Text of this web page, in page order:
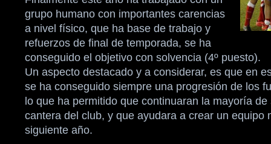
grupo humano con importantes carencias
a nivel físico, que ha base de trabajo y
refuerzos de final de temporada, se ha
conseguido el objetivo con solvencia (4º puesto).
Un aspecto destacado y a considerar, es que en
se ha conseguido siempre una progresión de los
lo que ha permitido que continuaran la mayoría
cantera del club, y que ayudara a crear un equipo
siguiente año.